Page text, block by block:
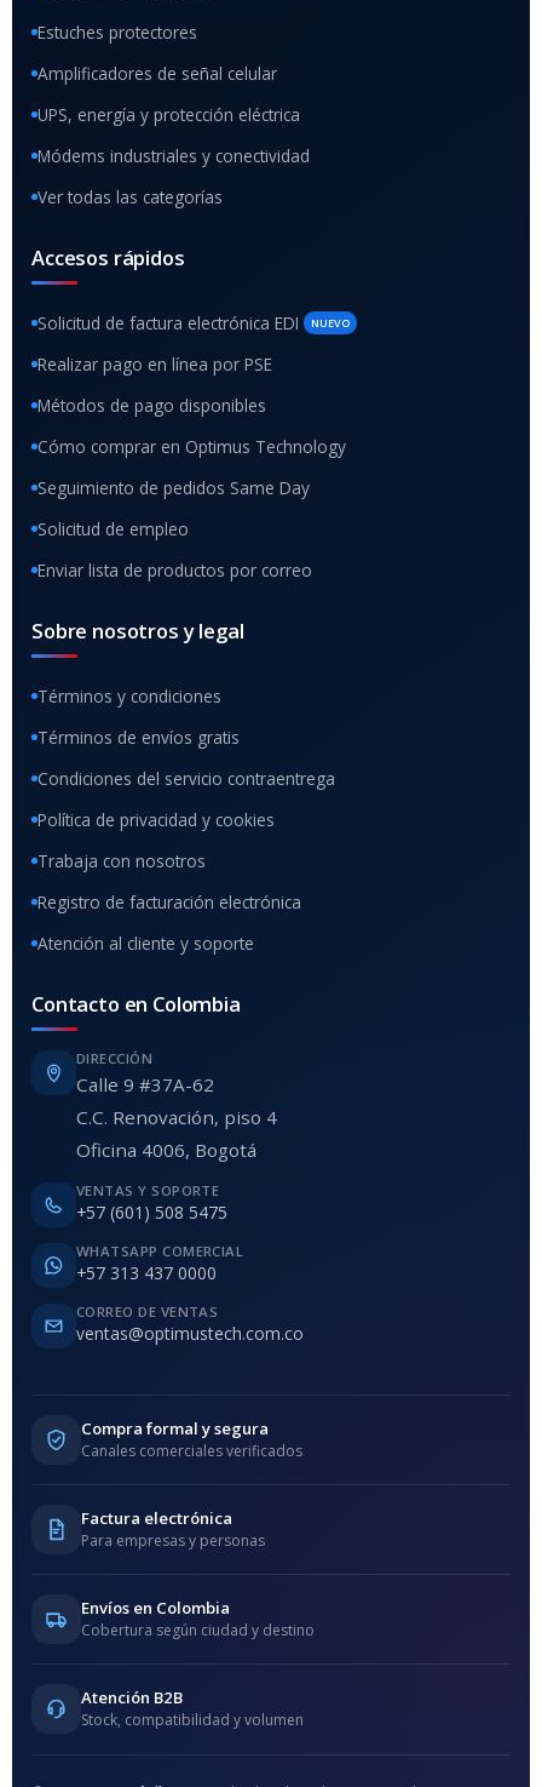
Estuches protectores
Amplificadores de señal celular
UPS, energía y protección eléctrica
Módems industriales y conectividad
Ver todas las categorías
Accesos rápidos
Solicitud de factura electrónica EDI NUEVO
Realizar pago en línea por PSE
Métodos de pago disponibles
Cómo comprar en Optimus Technology
Seguimiento de pedidos Same Day
Solicitud de empleo
Enviar lista de productos por correo
Sobre nosotros y legal
Términos y condiciones
Términos de envíos gratis
Condiciones del servicio contraentrega
Política de privacidad y cookies
Trabaja con nosotros
Registro de facturación electrónica
Atención al cliente y soporte
Contacto en Colombia
DIRECCIÓN
Calle 9 #37A-62
C.C. Renovación, piso 4
Oficina 4006, Bogotá
VENTAS Y SOPORTE
+57 (601) 508 5475
WHATSAPP COMERCIAL
+57 313 437 0000
CORREO DE VENTAS
ventas@optimustech.com.co
Compra formal y segura
Canales comerciales verificados
Factura electrónica
Para empresas y personas
Envíos en Colombia
Cobertura según ciudad y destino
Atención B2B
Stock, compatibilidad y volumen